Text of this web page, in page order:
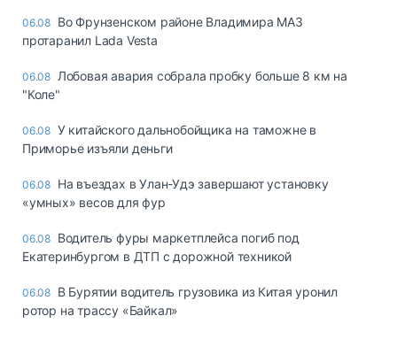
06.08 Во Фрунзенском районе Владимира МАЗ
протаранил Lada Vesta
06.08 Лобовая авария собрала пробку больше 8 км на
"Коле"
06.08 У китайского дальнобойщика на таможне в
Приморье изъяли деньги
06.08 Ha въeздax в Улaн-Удэ зaвepшaют ycтaнoвкy
«yмныx» вecoв для фyp
06.08 Водитель фуры маркетплейса погиб под
Екатеринбургом в ДТП с дорожной техникой
06.08 В Бурятии водитель грузовика из Китая уронил
ротор на трассу «Байкал»